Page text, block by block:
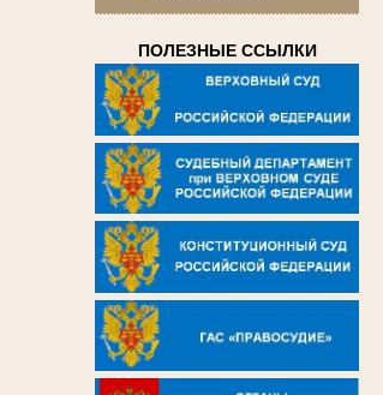
ПОЛЕЗНЫЕ ССЫЛКИ